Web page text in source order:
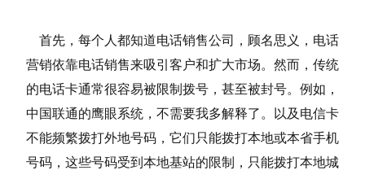
首先，每个人都知道电话销售公司，顾名思义，电话
营销依靠电话销售来吸引客户和扩大市场。然而，传统
的电话卡通常很容易被限制拨号，甚至被封号。例如，
中国联通的鹰眼系统，不需要我多解释了。以及电信卡
不能频繁拨打外地号码，它们只能拨打本地或本省手机
号码，这些号码受到本地基站的限制，只能拨打本地城